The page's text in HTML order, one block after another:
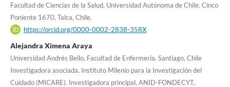
Facultad de Ciencias de la Salud, Universidad Autónoma de Chile. Cinco
Poniente 1670, Talca, Chile.
https://orcid.org/0000-0002-2838-358X
Alejandra Ximena Araya
Universidad Andrés Bello, Facultad de Enfermería. Santiago, Chile
Investigadora asociada, Instituto Milenio para la Investigación del
Cuidado (MICARE). Investigadora principal, ANID-FONDECYT,